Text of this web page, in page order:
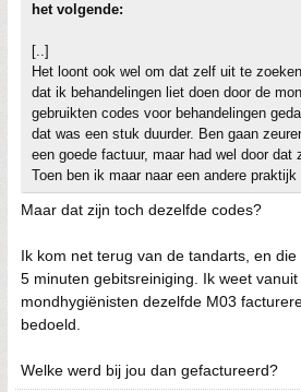
het volgende:
[..]
Het loont ook wel om dat zelf uit te
dat ik behandelingen liet doen door de
gebruikten codes voor behandelingen
dat was een stuk duurder. Ben gaan
een goede factuur, maar had wel door dat
Toen ben ik maar naar een andere praktijk
Maar dat zijn toch dezelfde codes?
Ik kom net terug van de tandarts, en
5 minuten gebitsreiniging. Ik weet
mondhygiënisten dezelfde M03
bedoeld.
Welke werd bij jou dan gefactureerd?